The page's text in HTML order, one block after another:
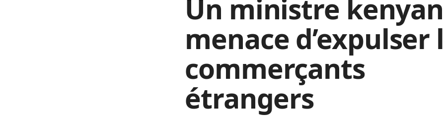
Un ministre kenyan
menace d’expulser
commerçants
étrangers